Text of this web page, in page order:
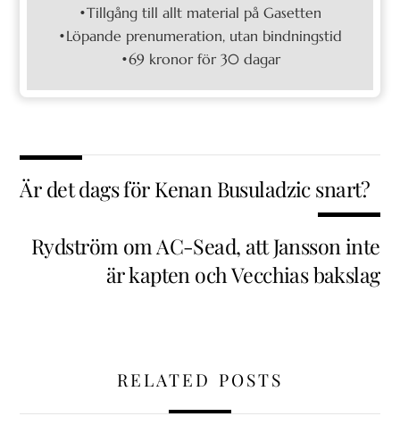
•Tillgång till allt material på Gasetten
•Löpande prenumeration, utan bindningstid
•69 kronor för 30 dagar
Är det dags för Kenan Busuladzic snart?
Rydström om AC-Sead, att Jansson inte
är kapten och Vecchias bakslag
RELATED POSTS